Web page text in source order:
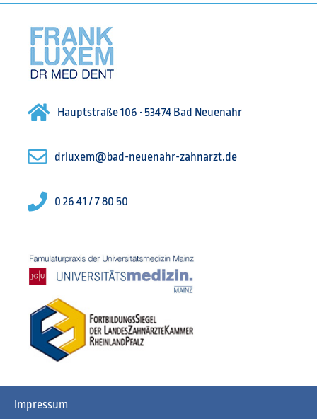
Hauptstraße 106 · 53474 Bad Neuenahr
drluxem@bad-neuenahr-zahnarzt.de
0 26 41 / 7 80 50
Impressum